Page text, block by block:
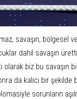
savaşın,
dahil savaşın
biz bu savaşın
da kalıcı bir şekilde
sorunların